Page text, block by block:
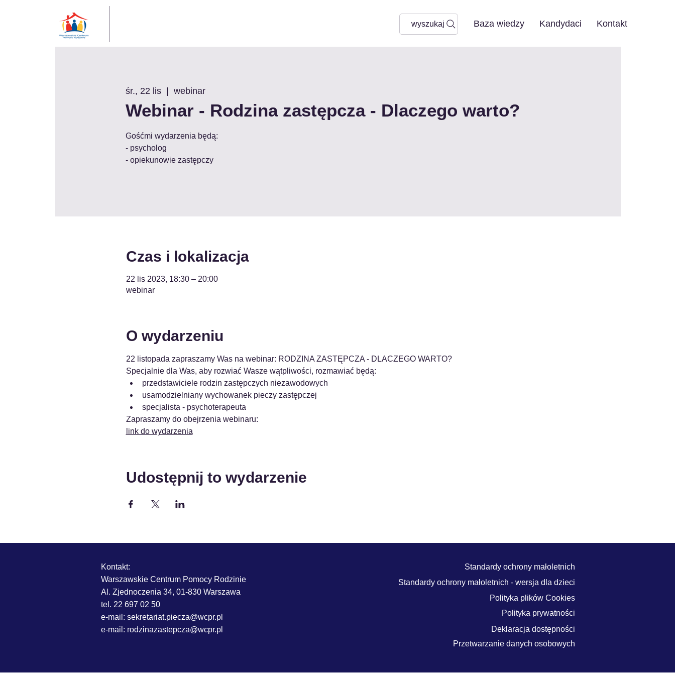
Baza wiedzy Kandydaci Kontakt
wyszukaj
śr., 22 lis
  |
webinar
Webinar - Rodzina zastępcza - Dlaczego warto?
Gośćmi wydarzenia będą:
- psycholog
- opiekunowie zastępczy
Czas i lokalizacja
22 lis 2023, 18:30 – 20:00
webinar
O wydarzeniu
22 listopada zapraszamy Was na webinar: RODZINA ZASTĘPCZA - DLACZEGO WARTO?
Specjalnie dla Was, aby rozwiać Wasze wątpliwości, rozmawiać będą:
przedstawiciele rodzin zastępczych niezawodowych
usamodzielniany wychowanek pieczy zastępczej
specjalista - psychoterapeuta
Zapraszamy do obejrzenia webinaru:
link do wydarzenia
Udostępnij to wydarzenie
Kontakt:
Warszawskie Centrum Pomocy Rodzinie
Al. Zjednoczenia 34, 01-830 Warszawa
tel. 22 697 02 50
e-mail: sekretariat.piecza@wcpr.pl
e-mail: rodzinazastepcza@wcpr.pl
Standardy ochrony małoletnich
Standardy ochrony małoletnich - wersja dla dzieci
Polityka plików Cookies
Polityka prywatności
Deklaracja dostępności
Przetwarzanie danych osobowych